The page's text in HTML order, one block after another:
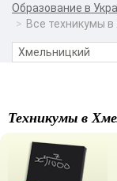
Образование в
Все техникумы
Техникумы в